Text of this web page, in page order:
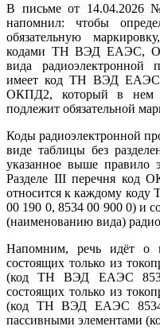
В письме от 14.04.2026
напомнил: чтобы
обязательную
кодами ТН ВЭД ЕАЭС,
вида радиоэлектронной
имеет код ТН ВЭД ЕАЭС,
ОКПД2, который в нем
подлежит обязательной
Коды радиоэлектронной
виде таблицы без
указанное выше правило
Разделе III перечня код
относится к каждому
00 190 0, 8534 00 900 0) и
(наименованию вида)
Напомним, речь идёт о
состоящих только из
(код ТН ВЭД ЕАЭС
состоящих только из
(код ТН ВЭД ЕАЭС 8534
пассивными элементами